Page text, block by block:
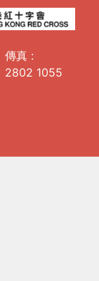
傳真 :
2802 1055